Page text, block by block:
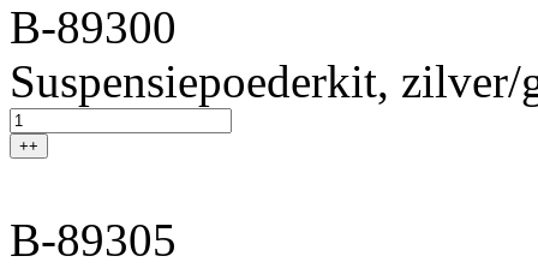
B-89300
Suspensiepoederkit, zilver/
++
B-89305